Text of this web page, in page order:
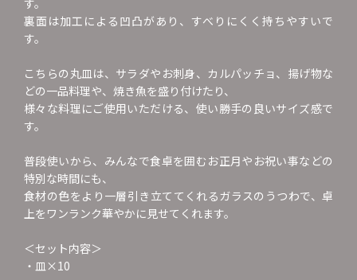
裏面は加工による凹凸があり、すべりにくく持ちやすいで
す。
こちらの丸皿は、サラダやお刺身、カルパッチョ、揚げ物な
どの一品料理や、焼き魚を盛り付けたり、
様々な料理にご使用いただける、使い勝手の良いサイズ感で
す。
普段使いから、みんなで食卓を囲むお正月やお祝い事などの
特別な時間にも、
食材の色をより一層引き立ててくれるガラスのうつわで、卓
上をワンランク華やかに見せてくれます。
＜セット内容＞
・皿×10